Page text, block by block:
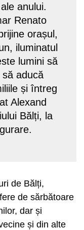
anului.
Renato
orașul,
iluminatul
lumini să
aducă
și întreg
Alexand
Bălți, la
de Bălți,
de sărbătoare
dar și
și din alte